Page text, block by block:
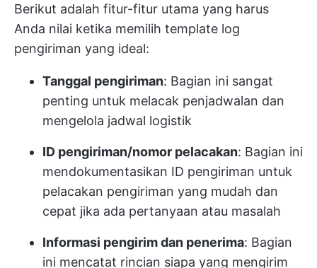
Berikut adalah fitur-fitur utama yang harus
Anda nilai ketika memilih template log
pengiriman yang ideal:
Tanggal pengiriman: Bagian ini sangat
penting untuk melacak penjadwalan dan
mengelola jadwal logistik
ID pengiriman/nomor pelacakan: Bagian ini
mendokumentasikan ID pengiriman untuk
pelacakan pengiriman yang mudah dan
cepat jika ada pertanyaan atau masalah
Informasi pengirim dan penerima: Bagian
ini mencatat rincian siapa yang mengirim